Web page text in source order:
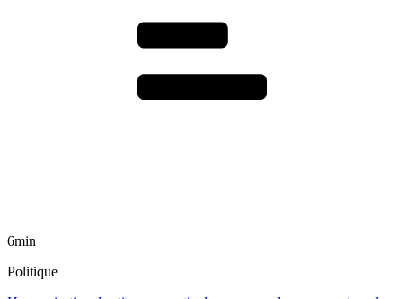
6min
Politique